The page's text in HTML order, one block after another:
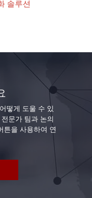
솔루션
떻게 도울 수 있
문가 팀과 논의
튼을 사용하여 연